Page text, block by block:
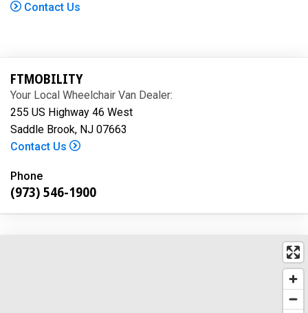
Contact Us
FTMOBILITY
Your Local Wheelchair Van Dealer:
255 US Highway 46 West
Saddle Brook, NJ 07663
Contact Us
Phone
(973) 546-1900